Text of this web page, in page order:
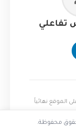
تفاعلي
الموقع نهائياً